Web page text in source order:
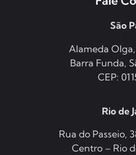
São
Alameda
Barra Funda,
CEP:
Rio de
Rua do Passeio,
Centro – Rio